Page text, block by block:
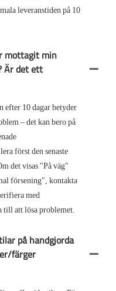
leveranstiden på 10
mottagit min
Är det ett
efter 10 dagar betyder
– det kan bero på
först den senaste
det visas "På väg"
försening", kontakta
med
att lösa problemet.
på handgjorda
färger